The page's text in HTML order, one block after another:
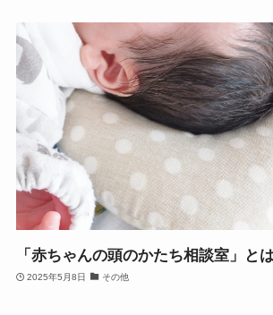
「赤ちゃんの頭のかたち相談室」と
2025年5月8日 その他